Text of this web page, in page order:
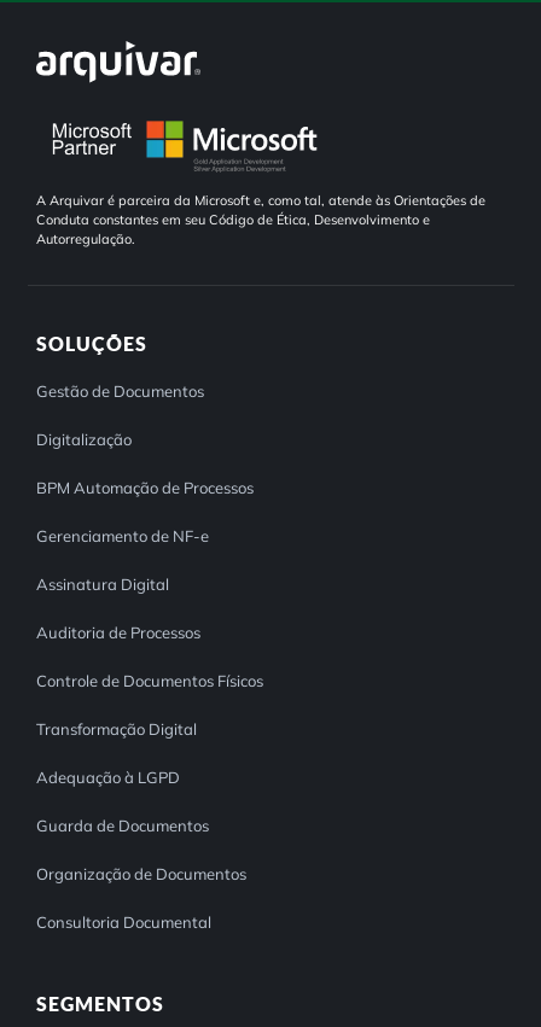
Consultoria Documental
A Arquivar é parceira da Microsoft e, como tal, atende às Orientações de
Conduta constantes em seu Código de Ética, Desenvolvimento e
Autorregulação.
SOLUÇÕES
Gestão de Documentos
Digitalização
BPM Automação de Processos
Gerenciamento de NF-e
Assinatura Digital
Auditoria de Processos
Controle de Documentos Físicos
Transformação Digital
Adequação à LGPD
Guarda de Documentos
Organização de Documentos
Consultoria Documental
SEGMENTOS